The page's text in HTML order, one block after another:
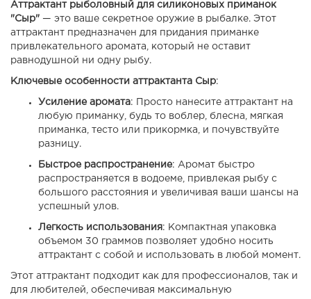
Аттрактант рыболовный для силиконовых приманок
"Сыр" — это ваше секретное оружие в рыбалке. Этот
аттрактант предназначен для придания приманке
привлекательного аромата, который не оставит
равнодушной ни одну рыбу.
Ключевые особенности аттрактанта Сыр:
Усиление аромата: Просто нанесите аттрактант на
любую приманку, будь то воблер, блесна, мягкая
приманка, тесто или прикормка, и почувствуйте
разницу.
Быстрое распространение: Аромат быстро
распространяется в водоеме, привлекая рыбу с
большого расстояния и увеличивая ваши шансы на
успешный улов.
Легкость использования: Компактная упаковка
объемом 30 граммов позволяет удобно носить
аттрактант с собой и использовать в любой момент.
Этот аттрактант подходит как для профессионалов, так и
для любителей, обеспечивая максимальную